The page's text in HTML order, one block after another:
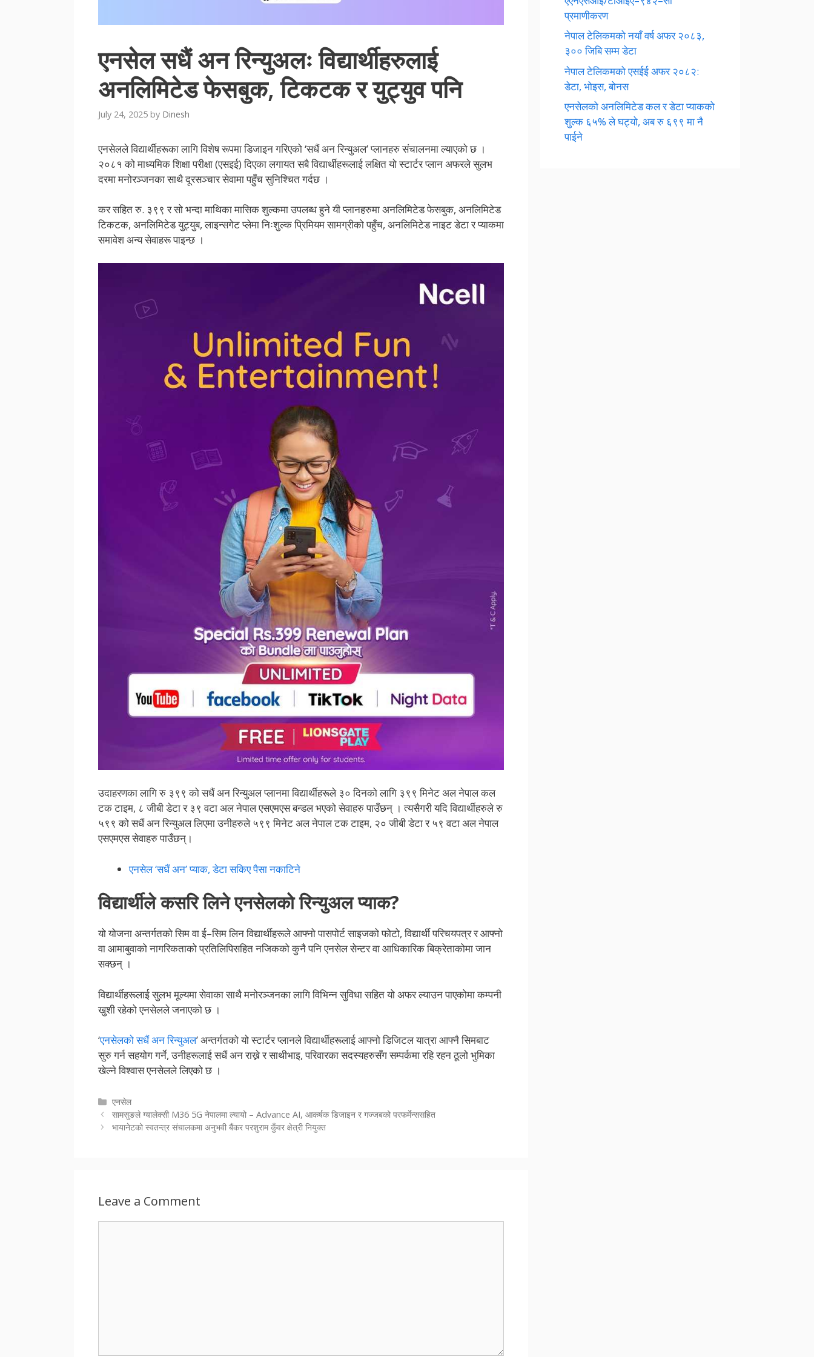
एनसेल सधैं अन रिन्युअलः विद्यार्थीहरुलाई
अनलिमिटेड फेसबुक, टिकटक र युट्युव पनि
July 24, 2025 by Dinesh
एनसेलले विद्यार्थीहरूका लागि विशेष रूपमा डिजाइन गरिएको ‘सधैं अन रिन्युअल’ प्लानहरु संचालनमा ल्याएको छ ।
२०८१ को माध्यमिक शिक्षा परीक्षा (एसइई) दिएका लगायत सबै विद्यार्थीहरूलाई लक्षित यो स्टार्टर प्लान अफरले सुलभ
दरमा मनोरञ्जनका साथै दूरसञ्चार सेवामा पहुँच सुनिश्चित गर्दछ ।
कर सहित रु. ३९९ र सो भन्दा माथिका मासिक शुल्कमा उपलब्ध हुने यी प्लानहरुमा अनलिमिटेड फेसबुक, अनलिमिटेड
टिकटक, अनलिमिटेड युट्युब, लाइन्सगेट प्लेमा निःशुल्क प्रिमियम सामग्रीको पहुँच, अनलिमिटेड नाइट डेटा र प्याकमा
समावेश अन्य सेवाहरू पाइन्छ ।
उदाहरणका लागि रु ३९९ को सधैं अन रिन्युअल प्लानमा विद्यार्थीहरूले ३० दिनको लागि ३९९ मिनेट अल नेपाल कल
टक टाइम, ८ जीबी डेटा र ३९ वटा अल नेपाल एसएमएस बन्डल भएको सेवाहरु पाउँछन् । त्यसैगरी यदि विद्यार्थीहरुले रु
५९९ को सधैं अन रिन्युअल लिएमा उनीहरुले ५९९ मिनेट अल नेपाल टक टाइम, २० जीबी डेटा र ५९ वटा अल नेपाल
एसएमएस सेवाहरु पाउँछन्।
एनसेल ‘सधैं अन’ प्याक, डेटा सकिए पैसा नकाटिने
विद्यार्थीले कसरि लिने एनसेलको रिन्युअल प्याक?
यो योजना अन्तर्गतको सिम वा ई–सिम लिन विद्यार्थीहरूले आफ्नो पासपोर्ट साइजको फोटो, विद्यार्थी परिचयपत्र र आफ्नो
वा आमाबुवाको नागरिकताको प्रतिलिपिसहित नजिकको कुनै पनि एनसेल सेन्टर वा आधिकारिक बिक्रेताकोमा जान
सक्छन् ।
विद्यार्थीहरूलाई सुलभ मूल्यमा सेवाका साथै मनोरञ्जनका लागि विभिन्न सुविधा सहित यो अफर ल्याउन पाएकोमा कम्पनी
खुशी रहेको एनसेलले जनाएको छ ।
‘एनसेलको सधैं अन रिन्युअल’ अन्तर्गतको यो स्टार्टर प्लानले विद्यार्थीहरूलाई आफ्नो डिजिटल यात्रा आफ्नै सिमबाट
सुरु गर्न सहयोग गर्ने, उनीहरूलाई सधैं अन राख्ने र साथीभाइ, परिवारका सदस्यहरुसँग सम्पर्कमा रहि रहन ठूलो भुमिका
खेल्ने विश्वास एनसेलले लिएको छ ।
Categories
एनसेल
सामसुङले ग्यालेक्सी M36 5G नेपालमा ल्यायो – Advance AI, आकर्षक डिजाइन र गज्जबको परफर्मेन्ससहित
भायानेटको स्वतन्त्र संचालकमा अनुभवी बैंकर परशुराम कुँवर क्षेत्री नियुक्त
Leave a Comment
प्रमाणीकरण
नेपाल टेलिकमको नयाँ वर्ष अफर २०८३,
३०० जिबि सम्म डेटा
नेपाल टेलिकमको एसईई अफर २०८२:
डेटा, भोइस, बोनस
एनसेलको अनलिमिटेड कल र डेटा प्याकको
शुल्क ६५% ले घट्यो, अब रु ६९९ मा नै
पाईने